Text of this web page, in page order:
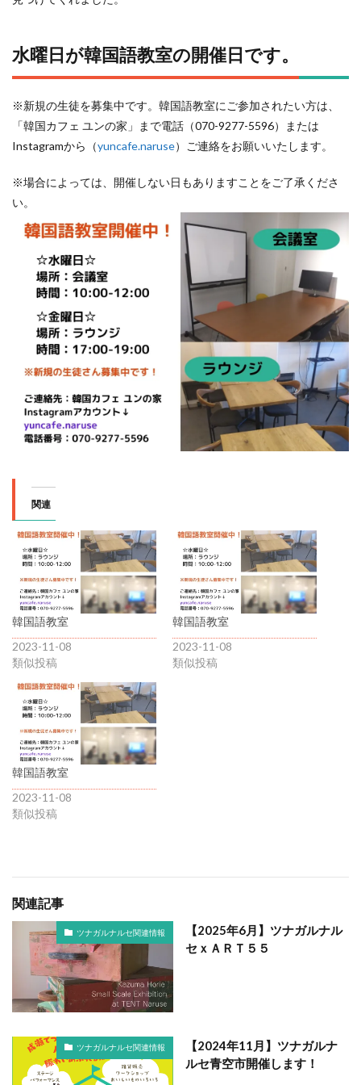
水曜日が韓国語教室の開催日です。
※新規の生徒を募集中です。韓国語教室にご参加されたい方は、
「韓国カフェ ユンの家」まで電話（070-9277-5596）または
Instagramから（yuncafe.naruse）ご連絡をお願いいたします。
※場合によっては、開催しない日もありますことをご了承くださ
い。
関連
韓国語教室
2023-11-08
類似投稿
韓国語教室
2023-11-08
類似投稿
韓国語教室
2023-11-08
類似投稿
関連記事
ツナガルナルセ関連情報
【2025年6月】ツナガルナル
セｘＡＲＴ５５
ツナガルナルセ関連情報
【2024年11月】ツナガルナ
ルセ青空市開催します！